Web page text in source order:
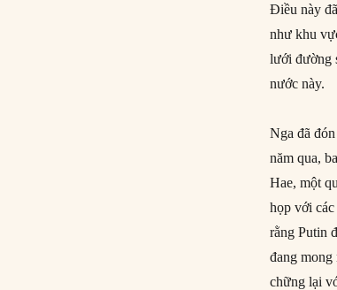
Điều này
như khu
lưới đường
nước này.
Nga đã
năm qua,
Hae, một
họp với
rằng Putin
đang mong
chững lại